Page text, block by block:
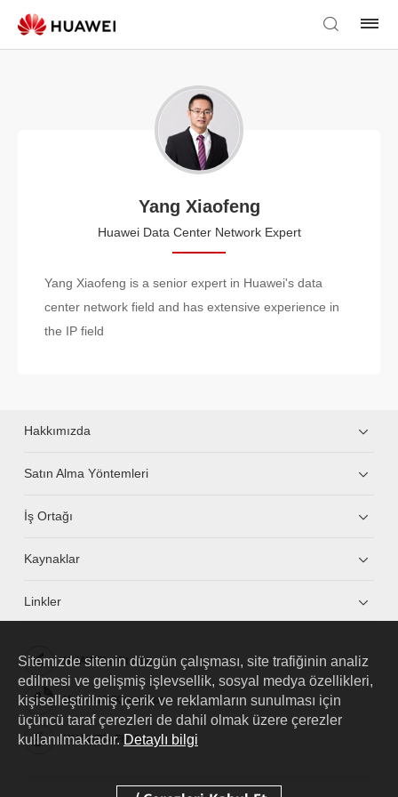
Yang Xiaofeng
Huawei Data Center Network Expert
Yang Xiaofeng is a senior expert in Huawei's data
center network field and has extensive experience in
the IP field
Hakkımızda
Satın Alma Yöntemleri
İş Ortağı
Kaynaklar
Linkler
HUAWEI eKit App
Huawei HiKnow App
HUAWEI eFly App
Sitemizde sitenin düzgün çalışması, site trafiğinin analiz
edilmesi ve gelişmiş işlevsellik, sosyal medya özellikleri,
kişiselleştirilmiş içerik ve reklamların sunulması için
üçüncü taraf çerezleri de dahil olmak üzere çerezler
kullanılmaktadır. Detaylı bilgi